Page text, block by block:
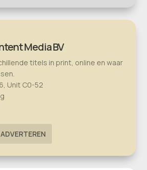
Media BV
titels in print, online en waar
Unit C0-52
ADVERTEREN